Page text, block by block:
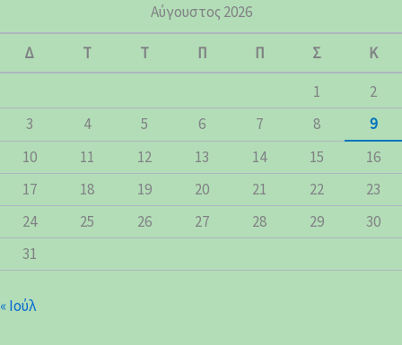
Αύγουστος 2026
Δ Τ Τ Π Π Σ
Κ
1
2
3
4 5 6 7 8
9
10
11 12 13 14 15
16
17
18 19 20 21 22
23
24
25 26 27 28 29
30
31
« Ιούλ